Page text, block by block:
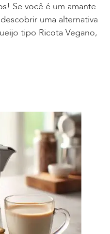
Se você é um amante
uma alternativa
tipo Ricota Vegano,